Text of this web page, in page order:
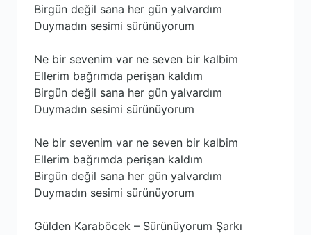
Birgün değil sana her gün yalvardım
Duymadın sesimi sürünüyorum
Ne bir sevenim var ne seven bir kalbim
Ellerim bağrımda perişan kaldım
Birgün değil sana her gün yalvardım
Duymadın sesimi sürünüyorum
Ne bir sevenim var ne seven bir kalbim
Ellerim bağrımda perişan kaldım
Birgün değil sana her gün yalvardım
Duymadın sesimi sürünüyorum
Gülden Karaböcek – Sürünüyorum Şarkı